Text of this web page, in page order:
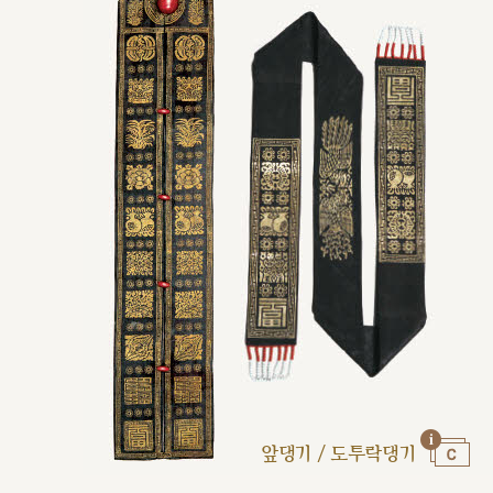
앞댕기 / 도투락댕기